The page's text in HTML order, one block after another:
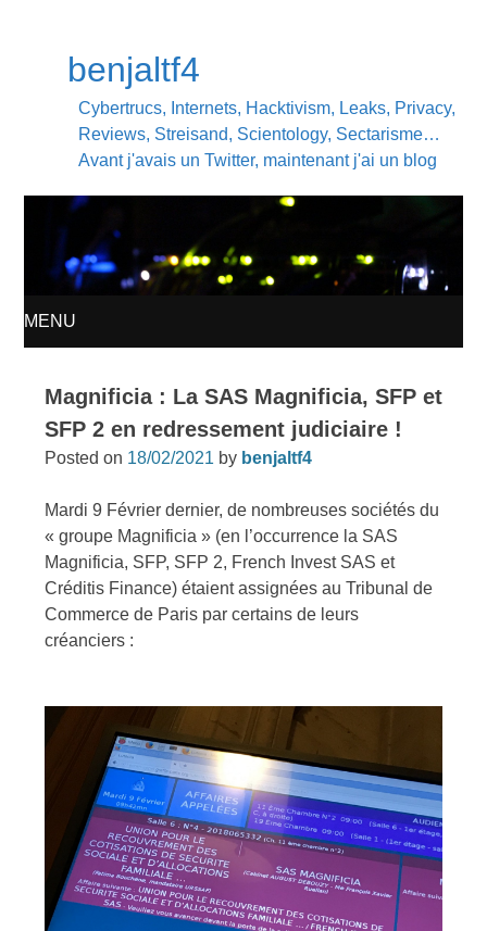
benjaltf4
Cybertrucs, Internets, Hacktivism, Leaks, Privacy,
Reviews, Streisand, Scientology, Sectarisme…
Avant j'avais un Twitter, maintenant j'ai un blog
MENU
TO
Magnificia : La SAS Magnificia, SFP et
SFP 2 en redressement judiciaire !
Posted on 18/02/2021 by benjaltf4
Mardi 9 Février dernier, de nombreuses sociétés du
« groupe Magnificia » (en l’occurrence la SAS
Magnificia, SFP, SFP 2, French Invest SAS et
Créditis Finance) étaient assignées au Tribunal de
Commerce de Paris par certains de leurs
créanciers :